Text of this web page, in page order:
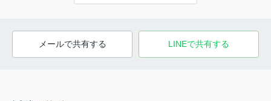
メールで共有する LINEで共有する